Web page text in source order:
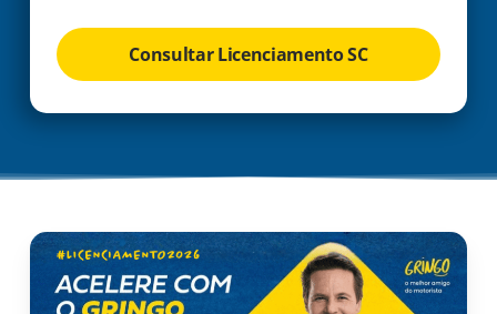
Consultar Licenciamento SC